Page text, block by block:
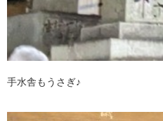
手水舎もうさぎ♪